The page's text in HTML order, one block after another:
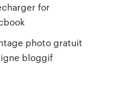
for
photo gratuit
bloggif